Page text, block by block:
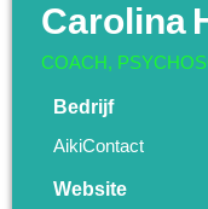
Carolina
COACH,
Bedrijf
AikiContact
Website